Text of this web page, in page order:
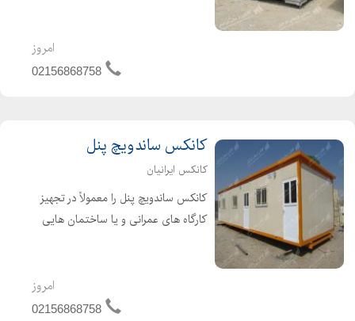
گسترده است. نکته مهم در ساخت کانکس
امروز
02156868758
کانکس ساندویچ پنل
کانکس ایرانیان
کانکس ساندویچ پنل را معمولاً در تجهیز
کارگاه های عمرانی و یا ساختمان هایی
ساندویچ پنلی به صورت یک طبقه و دو
طبقه به راحتی وجود د...
امروز
02156868758